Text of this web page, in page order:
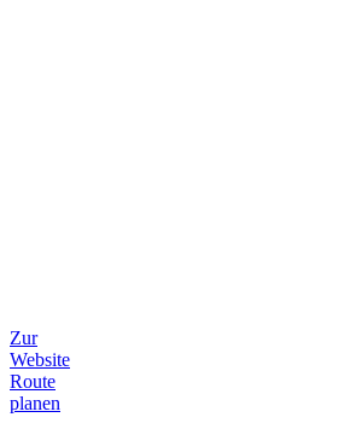
Zur
Website
Route
planen